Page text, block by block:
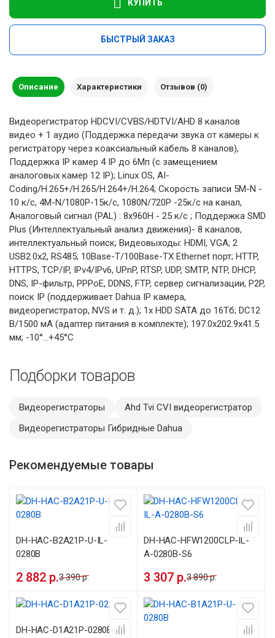
КУПИТЬ
БЫСТРЫЙ ЗАКАЗ
Описание Характеристики Отзывов (0)
Видеорегистратор HDCVI/CVBS/HDTVI/AHD 8 каналов
видео + 1 аудио (Поддержка передачи звука от камеры к
регистратору через коаксиальный кабель 8 каналов),
Поддержка IP камер 4 IP до 6Мп (с замещением
аналоговых камер 12 IP); Linux OS, AI-
Coding/H.265+/H.265/H.264+/H.264; Скорость записи 5M-N -
10 к/с, 4M-N/1080P-15к/с, 1080N/720Р -25к/с на канал,
Аналоговый сигнал (PAL) : 8х960H - 25 к/с ; Поддержка SMD
Plus (Интеллектуальный анализ движения)- 8 каналов,
интеллектуальный поиск; Видеовыходы: HDMI, VGA; 2
USB2.0х2, RS485; 10Base-T/100Base-TX Ethernet порт; HTTP,
HTTPS, TCP/IP, IPv4/IPv6, UPnP, RTSP, UDP, SMTP, NTP, DHCP,
DNS, IP-фильтр, PPPoE, DDNS, FTP, сервер сигнализации, P2P,
поиск IP (поддерживает Dahua IP камера,
видеорегистратор, NVS и т. д.); 1х HDD SATA до 16Тб; DC12
В/1500 мА (адаптер питания в комплекте); 197.0х202.9х41.5
мм; -10°...+45°C
Подборки товаров
Видеорегистраторы
Ahd Tvi CVI видеорегистратор
Видеорегистраторы Гибридные Dahua
Рекомендуемые товары
DH-HAC-B2A21P-U-IL-
0280B
2 882 р.3 390 р.
DH-HAC-HFW1200CLP-IL-
A-0280B-S6
3 307 р.3 890 р.
DH-HAC-D1A21P-0280B